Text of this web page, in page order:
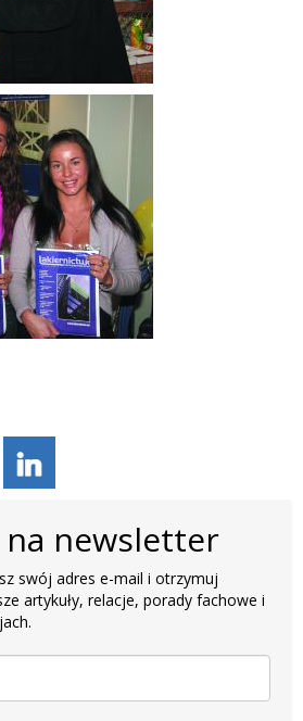
na newsletter
swój adres e-mail i otrzymuj
artykuły, relacje, porady fachowe i